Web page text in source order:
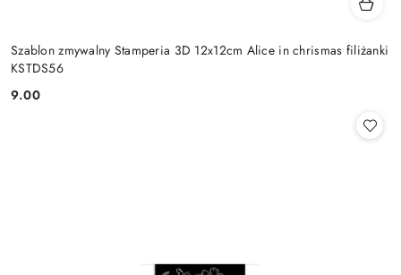
Szablon zmywalny Stamperia 3D 12x12cm Alice in chrismas filiżanki
KSTDS56
Cena:
9.00